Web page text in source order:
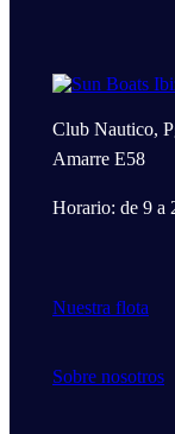
Club Nautico,
Amarre E58
Horario: de 9 a
Nuestra flota
Sobre nosotros